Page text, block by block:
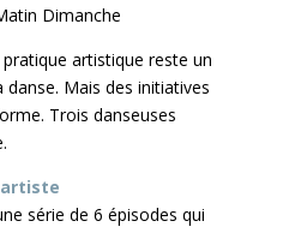
Dimanche
artistique reste un
Mais des initiatives
Trois danseuses
série de 6 épisodes qui